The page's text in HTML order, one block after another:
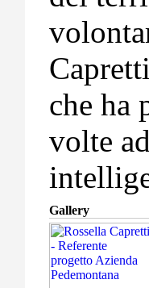
che ha
volte
Gallery